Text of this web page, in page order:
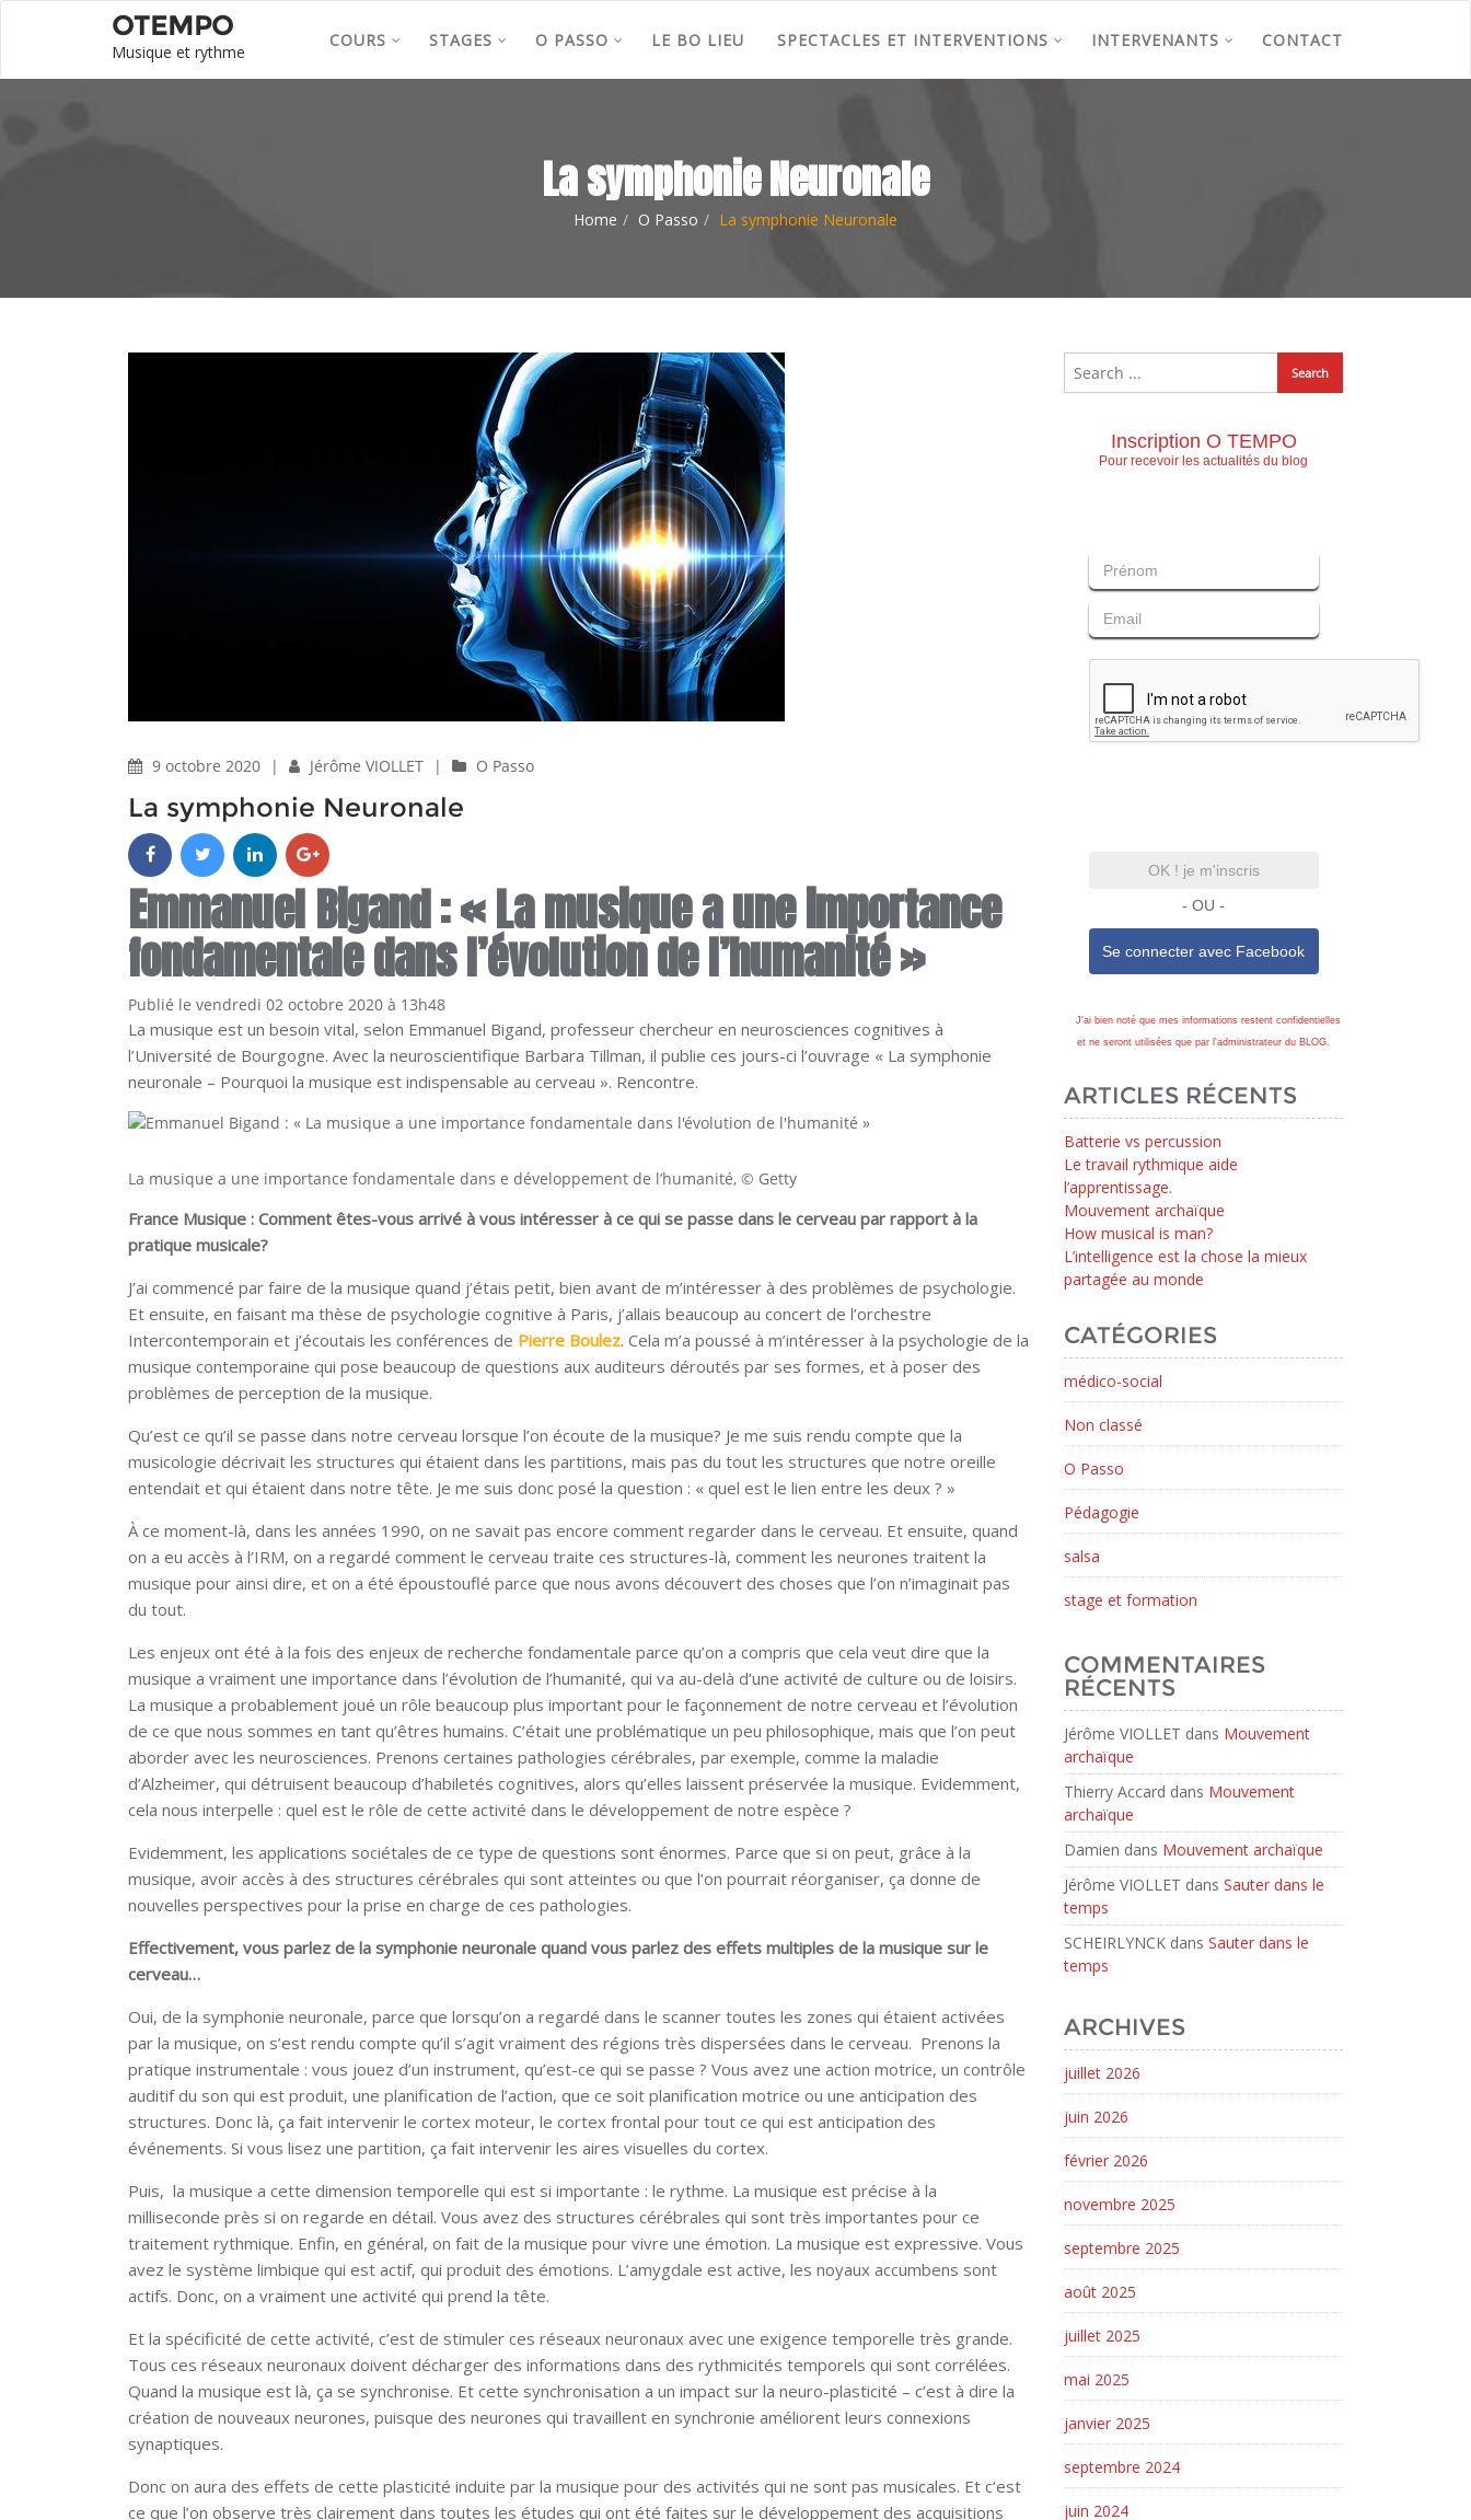
OTEMPO
Musique et rythme
COURS STAGES O PASSO LE BO LIEU SPECTACLES ET INTERVENTIONS INTERVENANTS CONTACT
La symphonie Neuronale
Home O Passo La symphonie Neuronale
9 octobre 2020 | Jérôme VIOLLET | O Passo
La symphonie Neuronale
Emmanuel Bigand : « La musique a une importance
fondamentale dans l’évolution de l’humanité »
Publié le vendredi 02 octobre 2020 à 13h48
La musique est un besoin vital, selon Emmanuel Bigand, professeur chercheur en neurosciences cognitives à
l’Université de Bourgogne. Avec la neuroscientifique Barbara Tillman, il publie ces jours-ci l’ouvrage « La symphonie
neuronale – Pourquoi la musique est indispensable au cerveau ». Rencontre.
La musique a une importance fondamentale dans e développement de l’humanité, © Getty
France Musique : Comment êtes-vous arrivé à vous intéresser à ce qui se passe dans le cerveau par rapport à la
pratique musicale?
J’ai commencé par faire de la musique quand j’étais petit, bien avant de m’intéresser à des problèmes de psychologie.
Et ensuite, en faisant ma thèse de psychologie cognitive à Paris, j’allais beaucoup au concert de l’orchestre
Intercontemporain et j’écoutais les conférences de Pierre Boulez. Cela m’a poussé à m’intéresser à la psychologie de la
musique contemporaine qui pose beaucoup de questions aux auditeurs déroutés par ses formes, et à poser des
problèmes de perception de la musique.
Qu’est ce qu’il se passe dans notre cerveau lorsque l’on écoute de la musique? Je me suis rendu compte que la
musicologie décrivait les structures qui étaient dans les partitions, mais pas du tout les structures que notre oreille
entendait et qui étaient dans notre tête. Je me suis donc posé la question : « quel est le lien entre les deux ? »
À ce moment-là, dans les années 1990, on ne savait pas encore comment regarder dans le cerveau. Et ensuite, quand
on a eu accès à l’IRM, on a regardé comment le cerveau traite ces structures-là, comment les neurones traitent la
musique pour ainsi dire, et on a été époustouflé parce que nous avons découvert des choses que l’on n’imaginait pas
du tout.
Les enjeux ont été à la fois des enjeux de recherche fondamentale parce qu’on a compris que cela veut dire que la
musique a vraiment une importance dans l’évolution de l’humanité, qui va au-delà d’une activité de culture ou de loisirs.
La musique a probablement joué un rôle beaucoup plus important pour le façonnement de notre cerveau et l’évolution
de ce que nous sommes en tant qu’êtres humains. C’était une problématique un peu philosophique, mais que l’on peut
aborder avec les neurosciences. Prenons certaines pathologies cérébrales, par exemple, comme la maladie
d’Alzheimer, qui détruisent beaucoup d’habiletés cognitives, alors qu’elles laissent préservée la musique. Evidemment,
cela nous interpelle : quel est le rôle de cette activité dans le développement de notre espèce ?
Evidemment, les applications sociétales de ce type de questions sont énormes. Parce que si on peut, grâce à la
musique, avoir accès à des structures cérébrales qui sont atteintes ou que l’on pourrait réorganiser, ça donne de
nouvelles perspectives pour la prise en charge de ces pathologies.
Effectivement, vous parlez de la symphonie neuronale quand vous parlez des effets multiples de la musique sur le
cerveau…
Oui, de la symphonie neuronale, parce que lorsqu’on a regardé dans le scanner toutes les zones qui étaient activées
par la musique, on s’est rendu compte qu’il s’agit vraiment des régions très dispersées dans le cerveau. Prenons la
pratique instrumentale : vous jouez d’un instrument, qu’est-ce qui se passe ? Vous avez une action motrice, un contrôle
auditif du son qui est produit, une planification de l’action, que ce soit planification motrice ou une anticipation des
structures. Donc là, ça fait intervenir le cortex moteur, le cortex frontal pour tout ce qui est anticipation des
événements. Si vous lisez une partition, ça fait intervenir les aires visuelles du cortex.
Puis, la musique a cette dimension temporelle qui est si importante : le rythme. La musique est précise à la
milliseconde près si on regarde en détail. Vous avez des structures cérébrales qui sont très importantes pour ce
traitement rythmique. Enfin, en général, on fait de la musique pour vivre une émotion. La musique est expressive. Vous
avez le système limbique qui est actif, qui produit des émotions. L’amygdale est active, les noyaux accumbens sont
actifs. Donc, on a vraiment une activité qui prend la tête.
Et la spécificité de cette activité, c’est de stimuler ces réseaux neuronaux avec une exigence temporelle très grande.
Tous ces réseaux neuronaux doivent décharger des informations dans des rythmicités temporels qui sont corrélées.
Quand la musique est là, ça se synchronise. Et cette synchronisation a un impact sur la neuro-plasticité – c’est à dire la
création de nouveaux neurones, puisque des neurones qui travaillent en synchronie améliorent leurs connexions
synaptiques.
Donc on aura des effets de cette plasticité induite par la musique pour des activités qui ne sont pas musicales. Et c’est
ce que l’on observe très clairement dans toutes les études qui ont été faites sur le développement des acquisitions
Inscription O TEMPO
Pour recevoir les actualités du blog
OK ! je m'inscris
- OU -
Se connecter avec Facebook
J'ai bien noté que mes informations restent confidentielles
et ne seront utilisées que par l'administrateur du BLOG.
ARTICLES RÉCENTS
Batterie vs percussion
Le travail rythmique aide
l’apprentissage.
Mouvement archaïque
How musical is man?
L’intelligence est la chose la mieux
partagée au monde
CATÉGORIES
médico-social
Non classé
O Passo
Pédagogie
salsa
stage et formation
COMMENTAIRES
RÉCENTS
Jérôme VIOLLET dans Mouvement
archaïque
Thierry Accard dans Mouvement
archaïque
Damien dans Mouvement archaïque
Jérôme VIOLLET dans Sauter dans le
temps
SCHEIRLYNCK dans Sauter dans le
temps
ARCHIVES
juillet 2026
juin 2026
février 2026
novembre 2025
septembre 2025
août 2025
juillet 2025
mai 2025
janvier 2025
septembre 2024
juin 2024